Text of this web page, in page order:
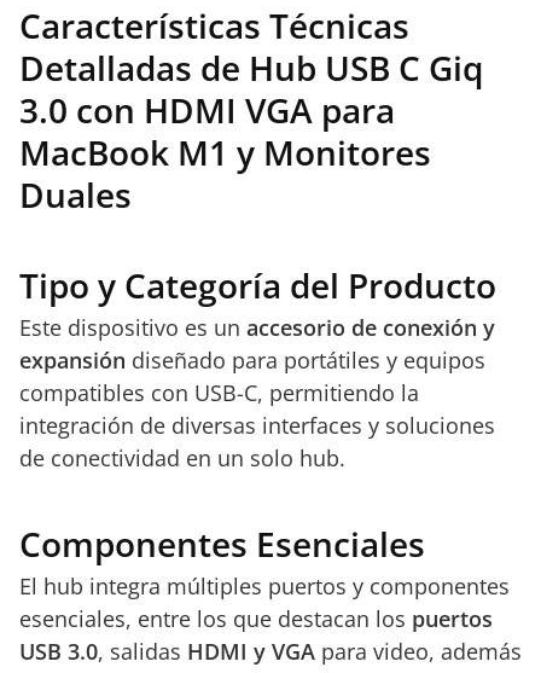
Características Técnicas
Detalladas de Hub USB C Giq
3.0 con HDMI VGA para
MacBook M1 y Monitores
Duales
Tipo y Categoría del Producto
Este dispositivo es un accesorio de conexión y
expansión diseñado para portátiles y equipos
compatibles con USB-C, permitiendo la
integración de diversas interfaces y soluciones
de conectividad en un solo hub.
Componentes Esenciales
El hub integra múltiples puertos y componentes
esenciales, entre los que destacan los puertos
USB 3.0, salidas HDMI y VGA para video, además